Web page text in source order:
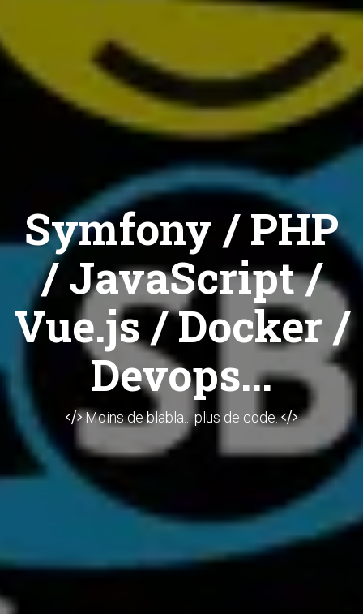
Symfony / PHP
/ JavaScript /
Vue.js / Docker /
Devops...
Moins de blabla... plus de code.